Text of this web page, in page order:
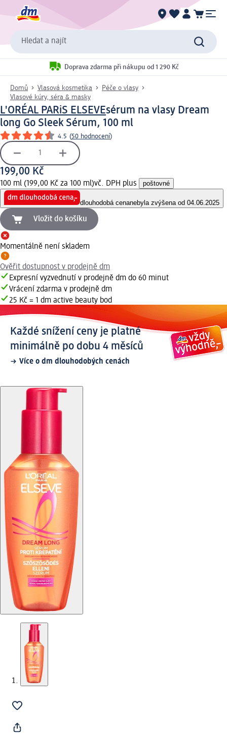
Hledat a najít
Doprava zdarma při nákupu od 1 290 Kč
Domů Vlasová kosmetika
Péče o vlasy
Vlasové kúry, séra & masky
L'ORÉAL PARiS ELSEVEsérum na vlasy Dream
long Go Sleek Sérum, 100 ml
4.5 (50 hodnocení)
199,00 Kč
100 ml (199,00 Kč za 100 ml)vč. DPH plus poštovné
dlouhodobá cenanebyla zvýšena od 04.06.2025
Vložit do košíku
Momentálně není skladem
Ověřit dostupnost v prodejně dm
Expresní vyzvednutí v prodejně dm do 60 minut
Vrácení zdarma v prodejně dm
25 Kč = 1 dm active beauty bod
Každé snížení ceny je platné
minimálně po dobu 4 měsíců
Více o dm dlouhodobých cenách